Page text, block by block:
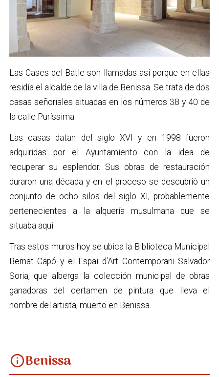
Las Cases del Batle son llamadas así porque en ellas
residía el alcalde de la villa de Benissa. Se trata de dos
casas señoriales situadas en los números 38 y 40 de
la calle Puríssima.
Las casas datan del siglo XVI y en 1998 fueron
adquiridas por el Ayuntamiento con la idea de
recuperar su esplendor. Sus obras de restauración
duraron una década y en el proceso se descubrió un
conjunto de ocho silos del siglo XI, probablemente
pertenecientes a la alquería musulmana que se
situaba aquí.
Tras estos muros hoy se ubica la Biblioteca Municipal
Bernat Capó y el Espai d’Art Contemporani Salvador
Soria, que alberga la colección municipal de obras
ganadoras del certamen de pintura que lleva el
nombre del artista, muerto en Benissa.
infoBenissa